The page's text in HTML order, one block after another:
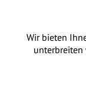
Wir bieten